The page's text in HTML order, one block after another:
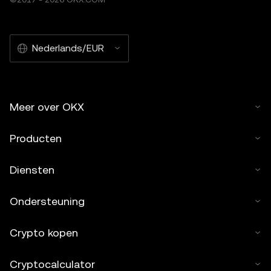
Nederlands/EUR
Meer over OKX
Producten
Diensten
Ondersteuning
Crypto kopen
Cryptocalculator